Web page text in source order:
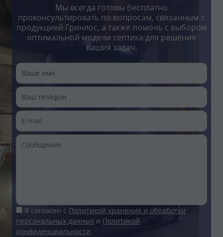
Мы всегда готовы бесплатно
проконсультировать по вопросам, связанным с
продукцией Гринлос, а также помочь с выбором
оптимальной модели септика для решения
ваших задач.
Я согласен с Политикой хранения и обработки
персональных данных и Политикой
конфиденциальности